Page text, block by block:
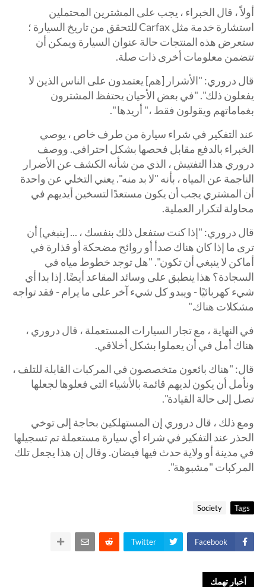
أولاً ، قال الخبراء ، يجب على المشترين المحتملين
استشارة خدمة مثل Carfax للتحقق من تاريخ السيارة ؛
ستعرض هذه المنتجات حالة عنوان السيارة ويمكن أن
تتضمن معلومات أخرى ذات صلة.
قال دروري: "الأشرار [هم] يعتمدون على الناس الذين لا
يفعلون ذلك". "في بعض الأحيان يحتفظ المشترون
بغماماتهم ويقولون فقط ،" أريدها ".
عند التفكير في شراء سيارة من طرف خاص ، يوصي
الخبراء بالدفع مقابل فحصها بشكل احترافي. ووصف
دروري هذا التفتيش ، الذي من شأنه الكشف عن الأضرار
الناجمة عن المياه ، بأنه "لا بد منه". يعني التخلي عن واحدة
أن المشتري يجب أن يكون مستعدًا لتسخين أيديهم في
محاولة لتكرار العملية.
قال دروري: "إذا كنت ستفعل ذلك بنفسك ، ... [ينبغي] أن
ترى ما إذا كان هناك صدأ أو روائح مضحكة أو قذارة في
أماكن لا ينبغي أن تكون". "هل توجد خطوط مياه في
السجادة؟ هذا ينطبق على وسائد المقاعد أيضًا. إذا بدا أي
شيء كهربائيًا - ويبدو كل شيء آخر على ما يرام - فقد تواجه
مشكلات هناك."
في النهاية ، مع تجار السيارات المستعملة ، قال دروري ،
هناك أمل في أن يعملوا بشكل أخلاقي.
قال: "هناك بائعون متخصصون في المركبات القابلة للتلف ،
ونأمل أن يكون لديهم قائمة بالأشياء التي فعلوها لجعلها
تصل إلى حالة القيادة".
ومع ذلك ، قال دروري إن المستهلكين بحاجة إلى توخي
الحذر عند التفكير في شراء أي سيارة مستعملة تم تسجيلها
في مدينة أو ولاية حدث فيها فيضان. وقال إن هذا يجعل تلك
المركبات "مشبوهة".
Tags
Society
Facebook
Twitter
أخبار تهمك